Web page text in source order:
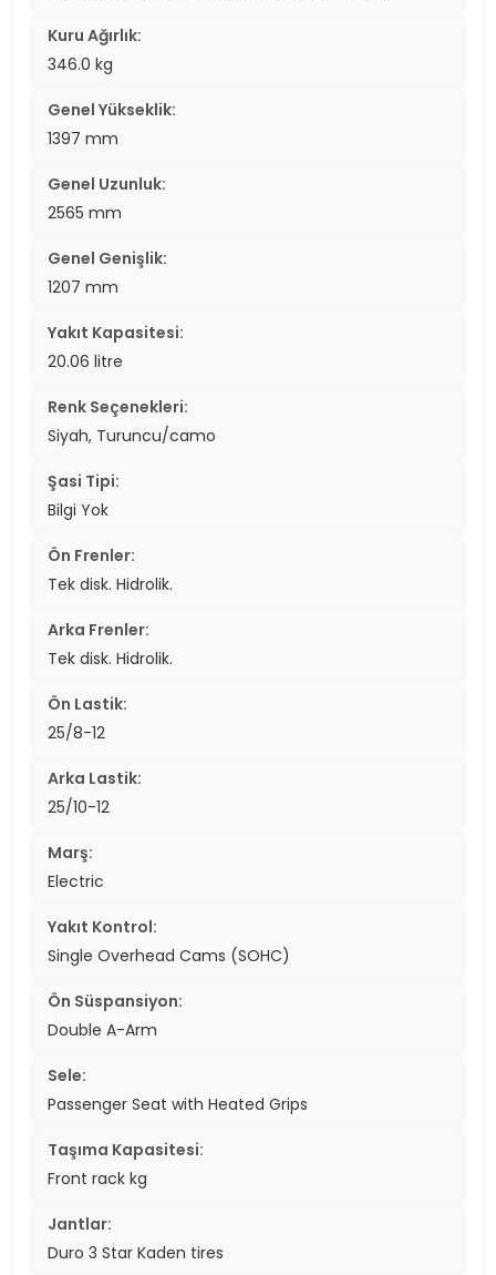
Kuru Ağırlık:
346.0 kg
Genel Yükseklik:
1397 mm
Genel Uzunluk:
2565 mm
Genel Genişlik:
1207 mm
Yakıt Kapasitesi:
20.06 litre
Renk Seçenekleri:
Siyah, Turuncu/camo
Şasi Tipi:
Bilgi Yok
Ön Frenler:
Tek disk. Hidrolik.
Arka Frenler:
Tek disk. Hidrolik.
Ön Lastik:
25/8-12
Arka Lastik:
25/10-12
Marş:
Electric
Yakıt Kontrol:
Single Overhead Cams (SOHC)
Ön Süspansiyon:
Double A-Arm
Sele:
Passenger Seat with Heated Grips
Taşıma Kapasitesi:
Front rack kg
Jantlar:
Duro 3 Star Kaden tires